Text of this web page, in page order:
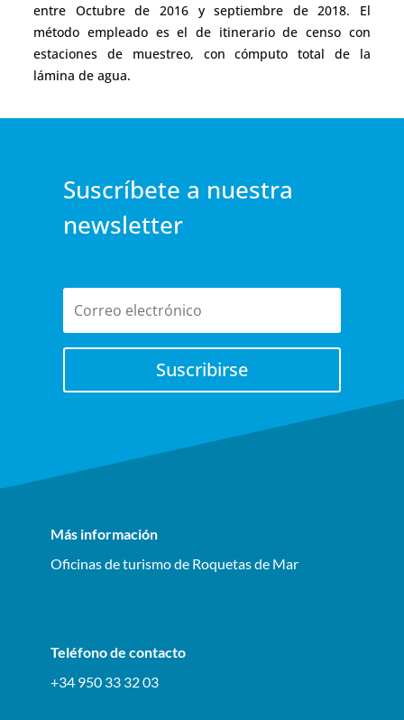
entre Octubre de 2016 y septiembre de 2018. El
método empleado es el de itinerario de censo con
estaciones de muestreo, con cómputo total de la
lámina de agua.
Suscríbete a nuestra
newsletter
Suscribirse
Más información
Oficinas de turismo de Roquetas de Mar
Teléfono de contacto
+34 950 33 32 03